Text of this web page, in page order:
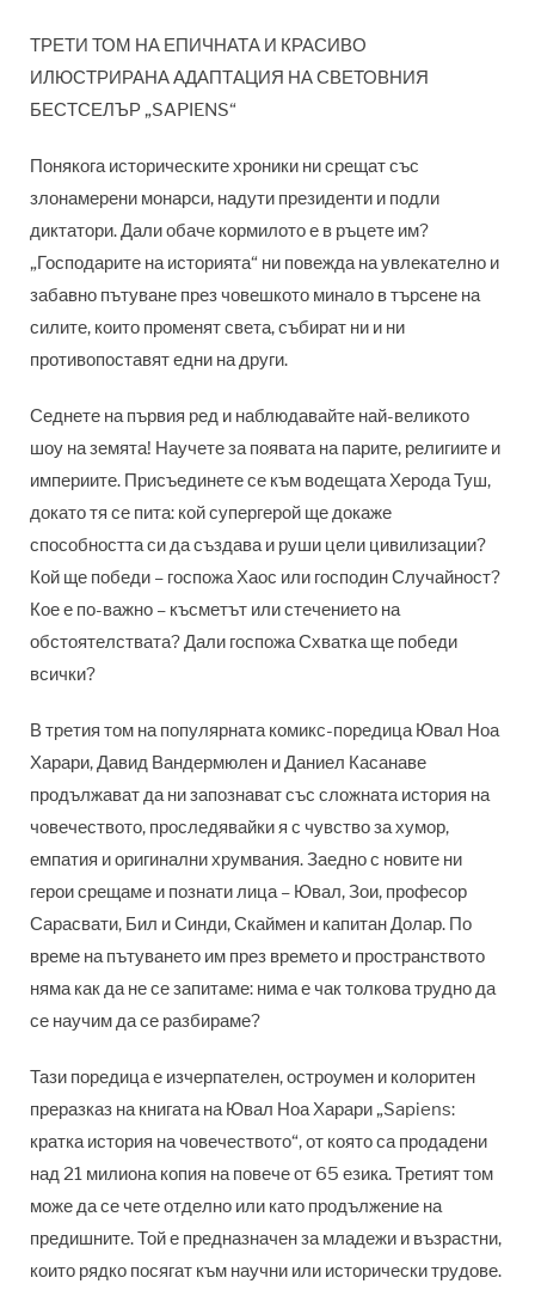
ТРЕТИ ТОМ НА ЕПИЧНАТА И КРАСИВО
ИЛЮСТРИРАНА АДАПТАЦИЯ НА СВЕТОВНИЯ
БЕСТСЕЛЪР „SAPIENS“
Понякога историческите хроники ни срещат със
злонамерени монарси, надути президенти и подли
диктатори. Дали обаче кормилото е в ръцете им?
„Господарите на историята“ ни повежда на увлекателно и
забавно пътуване през човешкото минало в търсене на
силите, които променят света, събират ни и ни
противопоставят едни на други.
Седнете на първия ред и наблюдавайте най-великото
шоу на земята! Научете за появата на парите, религиите и
империите. Присъединете се към водещата Херода Туш,
докато тя се пита: кой супергерой ще докаже
способността си да създава и руши цели цивилизации?
Кой ще победи – госпожа Хаос или господин Случайност?
Кое е по-важно – късметът или стечението на
обстоятелствата? Дали госпожа Схватка ще победи
всички?
В третия том на популярната комикс-поредица Ювал Ноа
Харари, Давид Вандермюлен и Даниел Касанаве
продължават да ни запознават със сложната история на
човечеството, проследявайки я с чувство за хумор,
емпатия и оригинални хрумвания. Заедно с новите ни
герои срещаме и познати лица – Ювал, Зои, професор
Сарасвати, Бил и Синди, Скаймен и капитан Долар. По
време на пътуването им през времето и пространството
няма как да не се запитаме: нима е чак толкова трудно да
се научим да се разбираме?
Тази поредица е изчерпателен, остроумен и колоритен
преразказ на книгата на Ювал Ноа Харари „Sapiens:
кратка история на човечеството“, от която са продадени
над 21 милиона копия на повече от 65 езика. Третият том
може да се чете отделно или като продължение на
предишните. Той е предназначен за младежи и възрастни,
които рядко посягат към научни или исторически трудове.